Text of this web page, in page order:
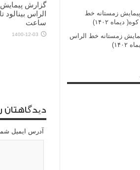
گزارش
ساعت
1400-12-03
دیدگاهتان
آدرس ایمیل
زمستانه خط
۱۴۰۲)
زمستانه خط الراس